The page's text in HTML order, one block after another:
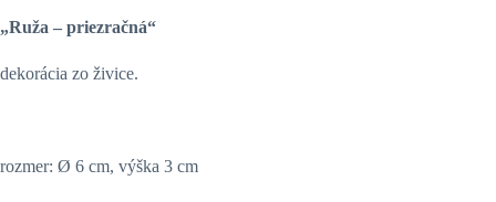
„Ruža – priezračná“
dekorácia zo živice.
rozmer: Ø 6 cm, výška 3 cm